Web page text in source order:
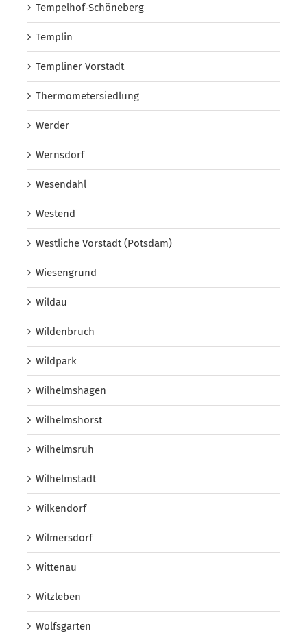
Tempelhof-Schöneberg
Templin
Templiner Vorstadt
Thermometersiedlung
Werder
Wernsdorf
Wesendahl
Westend
Westliche Vorstadt (Potsdam)
Wiesengrund
Wildau
Wildenbruch
Wildpark
Wilhelmshagen
Wilhelmshorst
Wilhelmsruh
Wilhelmstadt
Wilkendorf
Wilmersdorf
Wittenau
Witzleben
Wolfsgarten